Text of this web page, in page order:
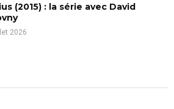
(2015) : la série avec David
2026